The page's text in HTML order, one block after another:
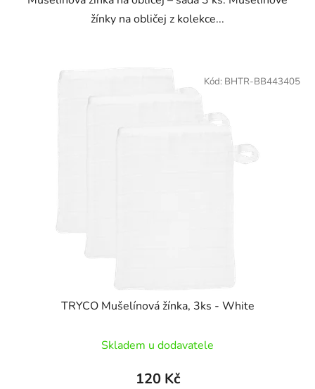
žínky na obličej z kolekce...
TRYCO Mušelínová žínka, 3ks - White
Skladem u dodavatele
120 Kč
Kód: BHTR-BB443405